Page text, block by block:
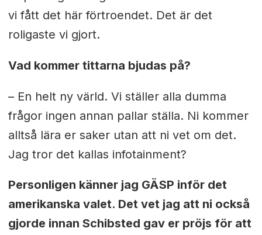
vi fått det här förtroendet. Det är det
roligaste vi gjort.
Vad kommer tittarna bjudas på?
– En helt ny värld. Vi ställer alla dumma
frågor ingen annan pallar ställa. Ni kommer
alltså lära er saker utan att ni vet om det.
Jag tror det kallas infotainment?
Personligen känner jag GÄSP inför det
amerikanska valet. Det vet jag att ni också
gjorde innan Schibsted gav er pröjs för att